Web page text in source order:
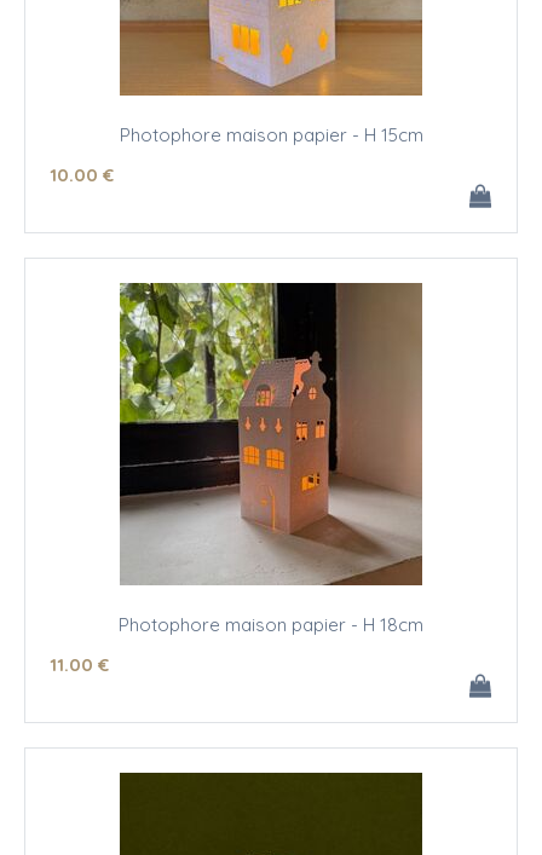
Photophore maison papier - H 15cm
10.00 €
Photophore maison papier - H 18cm
11.00 €